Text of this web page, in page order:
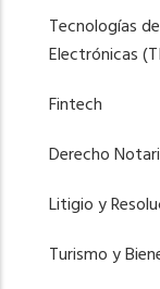
Tecnologías
Electrónicas
Fintech
Derecho
Litigio y
Turismo y